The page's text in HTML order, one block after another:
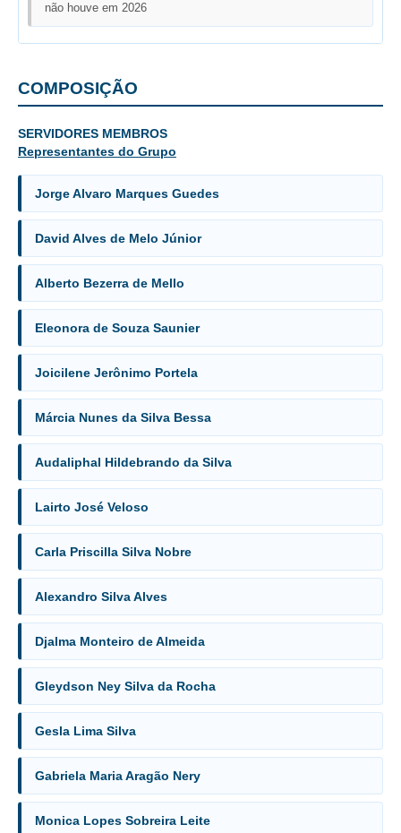
Ouvidoria
Acompanhe sua manifestação
Serviço de Informação ao Cidadão - SIC
Relatórios Estatísticos
Consulte o seu Processo Trabalhista
Lei Geral de Proteção de Dados - LGPD
Integração das Ouvidorias
O que é Ouvidoria?
Carta de Serviços à Cidadania
Ouvidoria no CSJT
Avalie os Serviços da Ouvidoria
Faça sua Manifestação
Denúncia Assédio Moral ou Sexual
Notícia de Irregularidade Anônima
Denúncia Atos de Corrupção
Contato
Contatos - Trabalho Remoto
Fale Conosco
Fones TRT
Fones TST
Endereços das Unidades
não houve em 2026
COMPOSIÇÃO
SERVIDORES MEMBROS
Representantes do Grupo
Jorge Alvaro Marques Guedes
David Alves de Melo Júnior
Alberto Bezerra de Mello
Eleonora de Souza Saunier
Joicilene Jerônimo Portela
Márcia Nunes da Silva Bessa
Audaliphal Hildebrando da Silva
Lairto José Veloso
Carla Priscilla Silva Nobre
Alexandro Silva Alves
Djalma Monteiro de Almeida
Gleydson Ney Silva da Rocha
Gesla Lima Silva
Gabriela Maria Aragão Nery
Monica Lopes Sobreira Leite